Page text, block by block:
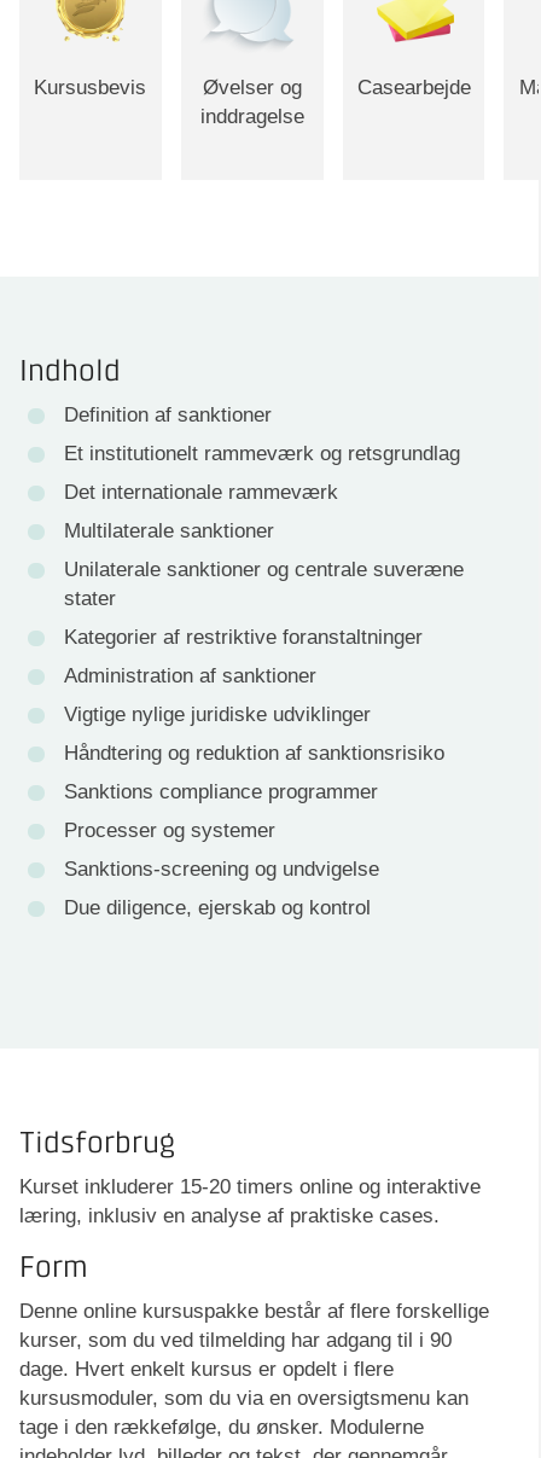
Kursusbevis
Øvelser og
inddragelse
Casearbejde
Indhold
Definition af sanktioner
Et institutionelt rammeværk og retsgrundlag
Det internationale rammeværk
Multilaterale sanktioner
Unilaterale sanktioner og centrale suveræne
stater
Kategorier af restriktive foranstaltninger
Administration af sanktioner
Vigtige nylige juridiske udviklinger
Håndtering og reduktion af sanktionsrisiko
Sanktions compliance programmer
Processer og systemer
Sanktions-screening og undvigelse
Due diligence, ejerskab og kontrol
Tidsforbrug
Kurset inkluderer 15-20 timers online og interaktive
læring, inklusiv en analyse af praktiske cases.
Form
Denne online kursuspakke består af flere forskellige
kurser, som du ved tilmelding har adgang til i 90
dage. Hvert enkelt kursus er opdelt i flere
kursusmoduler, som du via en oversigtsmenu kan
tage i den rækkefølge, du ønsker. Modulerne